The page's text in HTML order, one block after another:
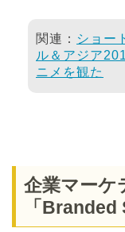
関連： ショー
ル＆アジア
ニメを観た
企業マーケ
「Branded